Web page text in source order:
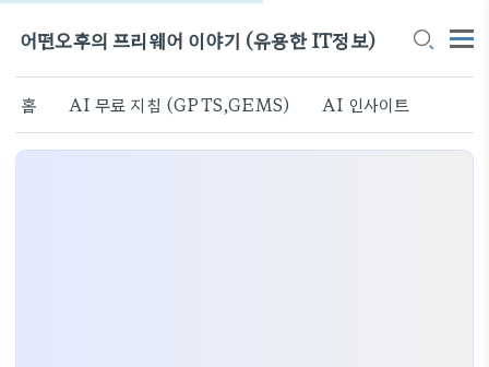
어떤오후의 프리웨어 이야기 (유용한 IT정보)
홈 AI 무료 지침 (GPTS,GEMS) AI 인사이트